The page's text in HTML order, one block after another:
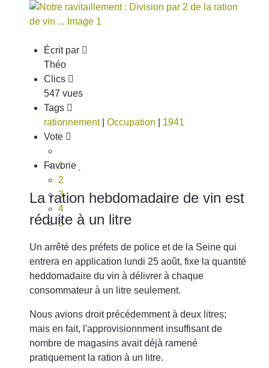
Écrit par
Théo
Clics
547 vues
Tags
rationnement| Occupation
1941
Vote
1
2
3
4
5
Favorie
La ration hebdomadaire de vin est
réduite à un litre
Un arrêté des préfets de police et de la Seine qui
entrera en application lundi 25 août, fixe la quantité
heddomadaire du vin à délivrer à chaque
consommateur à un litre seulement.
Nous avions droit précédemment à deux litres;
mais en fait, l'approvisionnment insuffisant de
nombre de magasins avait déjà ramené
pratiquement la ration à un litre.